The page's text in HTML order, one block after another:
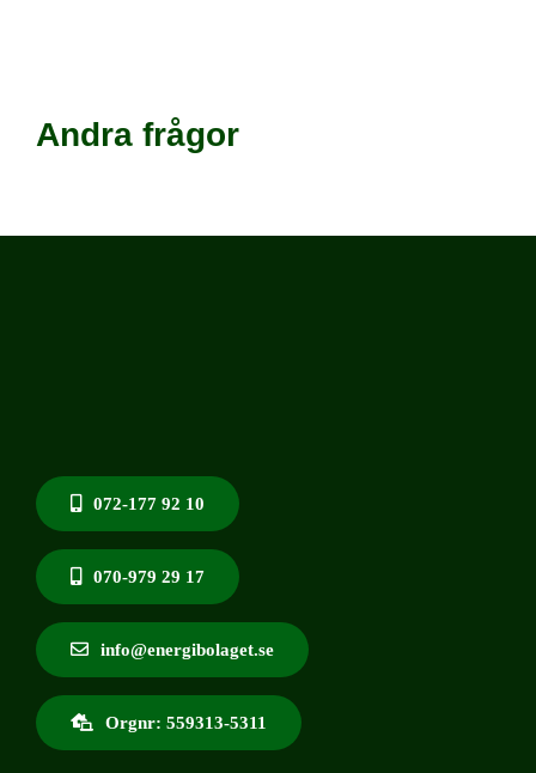
Andra frågor
072-177 92 10
070-979 29 17
info@energibolaget.se
Orgnr: 559313-5311